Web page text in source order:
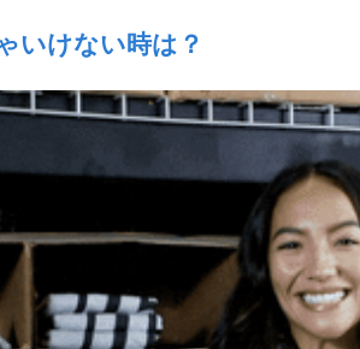
いけない時は？